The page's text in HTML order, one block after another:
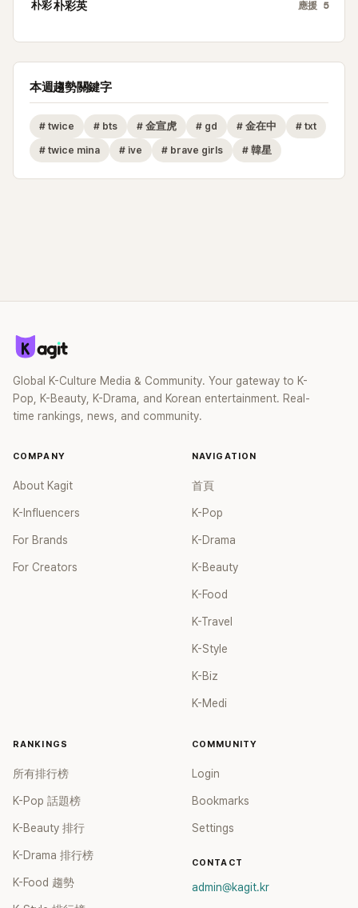
朴彩朴彩英 應援 5
本週趨勢關鍵字
# twice # bts # 金宣虎 # gd # 金在中 # txt
# twice mina # ive # brave girls # 韓星
Global K-Culture Media & Community. Your gateway to K-
Pop, K-Beauty, K-Drama, and Korean entertainment. Real-
time rankings, news, and community.
COMPANY
About Kagit
K-Influencers
For Brands
For Creators
NAVIGATION
首頁
K-Pop
K-Drama
K-Beauty
K-Food
K-Travel
K-Style
K-Biz
K-Medi
RANKINGS
所有排行榜
K-Pop 話題榜
K-Beauty 排行
K-Drama 排行榜
K-Food 趨勢
COMMUNITY
Login
Bookmarks
Settings
CONTACT
admin@kagit.kr